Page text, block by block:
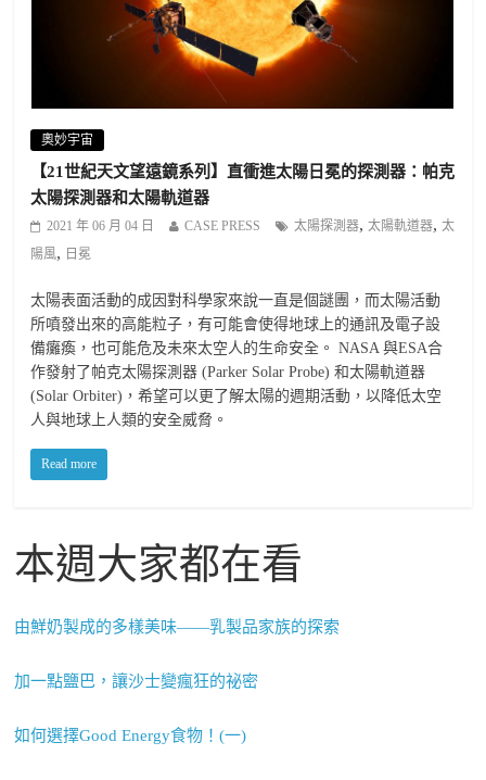
奧妙宇宙
【21世紀天文望遠鏡系列】直衝進太陽日冕的探測器：帕克
太陽探測器和太陽軌道器
2021 年 06 月 04 日 CASE PRESS 太陽探測器,太陽軌道器,太
陽風, 日冕
太陽表面活動的成因對科學家來說一直是個謎團，而太陽活動
所噴發出來的高能粒子，有可能會使得地球上的通訊及電子設
備癱瘓，也可能危及未來太空人的生命安全。 NASA 與ESA合
作發射了帕克太陽探測器 (Parker Solar Probe) 和太陽軌道器
(Solar Orbiter)，希望可以更了解太陽的週期活動，以降低太空
人與地球上人類的安全威脅。
Read more
本週大家都在看
由鮮奶製成的多樣美味——乳製品家族的探索
加一點鹽巴，讓沙士變瘋狂的祕密
如何選擇Good Energy食物！(一)